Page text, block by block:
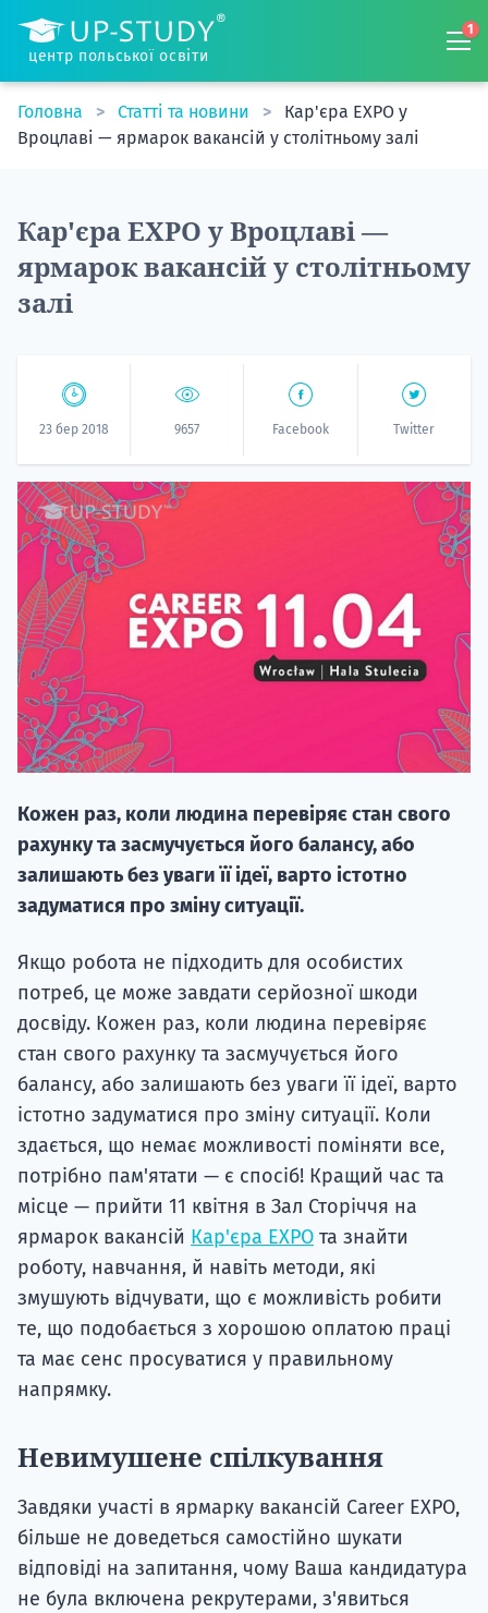
центр польської освіти
1
Головна Статті та новини
Кар'єра EXPO у
Вроцлаві — ярмарок вакансій у столітньому залі
Кар'єра EXPO у Вроцлаві —
ярмарок вакансій у столітньому
залі
23 бер 2018 9657 Facebook Twitter
Кожен раз, коли людина перевіряє стан свого
рахунку та засмучується його балансу, або
залишають без уваги її ідеї, варто істотно
задуматися про зміну ситуації.
Якщо робота не підходить для особистих
потреб, це може завдати серйозної шкоди
досвіду. Кожен раз, коли людина перевіряє
стан свого рахунку та засмучується його
балансу, або залишають без уваги її ідеї, варто
істотно задуматися про зміну ситуації. Коли
здається, що немає можливості поміняти все,
потрібно пам'ятати — є спосіб! Кращий час та
місце — прийти 11 квітня в Зал Сторіччя на
ярмарок вакансій Кар'єра EXPO та знайти
роботу, навчання, й навіть методи, які
змушують відчувати, що є можливість робити
те, що подобається з хорошою оплатою праці
та має сенс просуватися у правильному
напрямку.
Невимушене спілкування
Завдяки участі в ярмарку вакансій Career EXPO,
більше не доведеться самостійно шукати
відповіді на запитання, чому Ваша кандидатура
не була включена рекрутерами, з'явиться
НАБІР